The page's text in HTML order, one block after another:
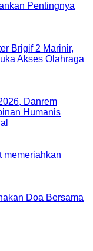
Pentingnya
Brigif 2 Marinir,
Akses Olahraga
Danrem
Humanis
memeriahkan
Doa Bersama